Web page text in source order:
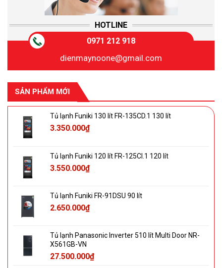
HOTLINE
0971 212 918
dienmaynoone@gmail.com
SẢN PHẨM MỚI
Tủ lạnh Funiki 130 lít FR-135CD.1 130 lít
3.350.000₫
Tủ lạnh Funiki 120 lít FR-125CI.1 120 lít
3.550.000₫
Tủ lạnh Funiki FR-91DSU 90 lít
2.650.000₫
Tủ lạnh Panasonic Inverter 510 lít Multi Door NR-
X561GB-VN
27.500.000₫